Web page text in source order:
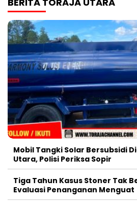
Mobil Tangki Solar Bersubsidi
Utara, Polisi Periksa Sopir
Tiga Tahun Kasus Stoner Tak
Evaluasi Penanganan Menguat